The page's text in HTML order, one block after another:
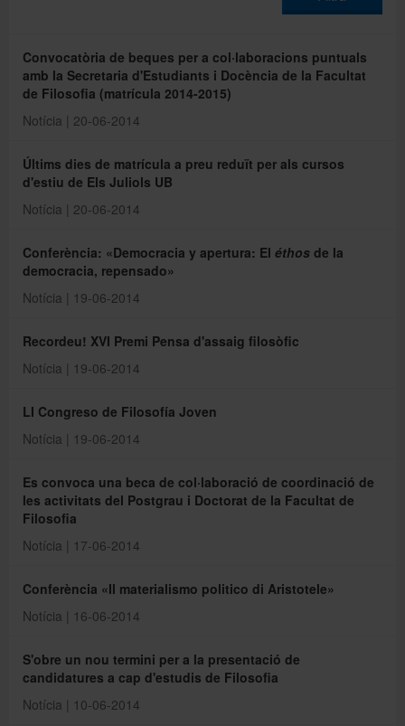
Directori
Convocatòria de beques per a col·laboracions puntuals
amb la Secretaria d'Estudiants i Docència de la Facultat
de Filosofia (matrícula 2014-2015)
Notícia | 20-06-2014
Últims dies de matrícula a preu reduït per als cursos
d'estiu de Els Juliols UB
Notícia | 20-06-2014
Conferència: «Democracia y apertura: El éthos de la
democracia, repensado»
Notícia | 19-06-2014
Recordeu! XVI Premi Pensa d'assaig filosòfic
Notícia | 19-06-2014
LI Congreso de Filosofía Joven
Notícia | 19-06-2014
Es convoca una beca de col·laboració de coordinació de
les activitats del Postgrau i Doctorat de la Facultat de
Filosofia
Notícia | 17-06-2014
Conferència «Il materialismo politico di Aristotele»
Notícia | 16-06-2014
S'obre un nou termini per a la presentació de
candidatures a cap d'estudis de Filosofia
Notícia | 10-06-2014